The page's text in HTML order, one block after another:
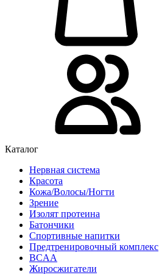
Каталог
Нервная система
Красота
Кожа/Волосы/Ногти
Зрение
Изолят протеина
Батончики
Спортивные напитки
Предтренировочный комплекс
BCAA
Жиросжигатели